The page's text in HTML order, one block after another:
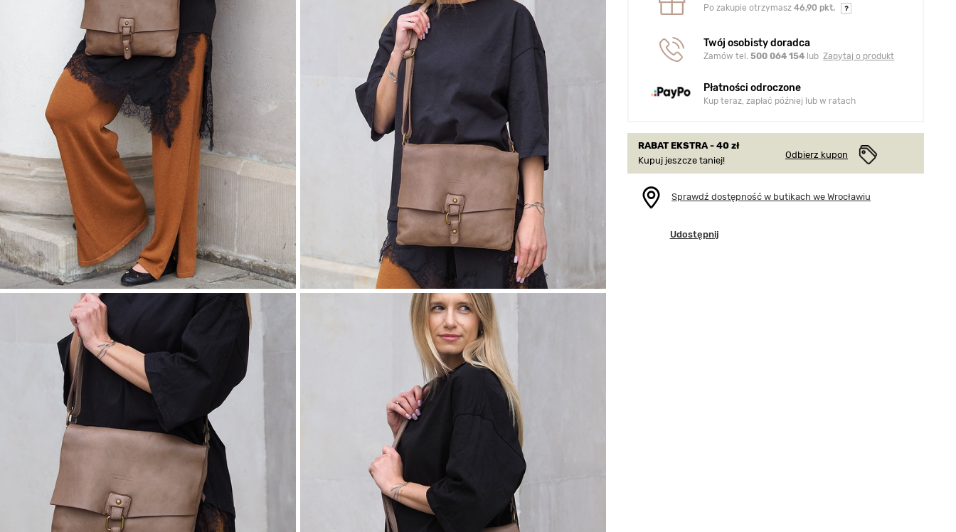
Po zakupie otrzymasz 46,90 pkt.
Twój osobisty doradca
Zamów tel.500 064 154 lub Zapytaj o produkt
Płatności odroczone
Kup teraz, zapłać później lub w ratach
RABAT EKSTRA - 40 zł
Kupuj jeszcze taniej!
Odbierz kupon
Sprawdź dostępność w butikach we Wrocławiu
Udostępnij